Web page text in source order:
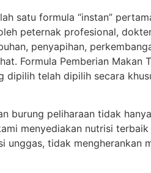
satu formula “instan”
peternak profesional,
penyapihan,
Formula Pemberian
dipilih telah dipilih secara
burung peliharaan tidak
menyediakan nutrisi
unggas, tidak